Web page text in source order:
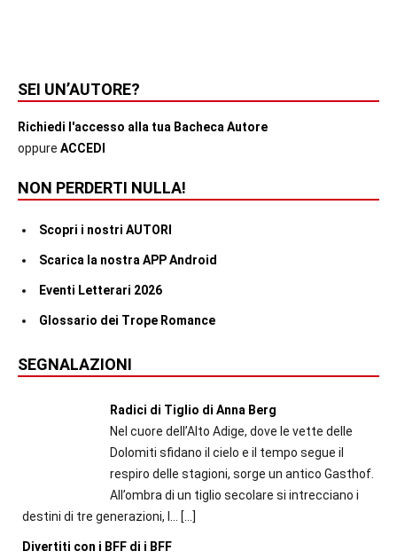
SEI UN’AUTORE?
Richiedi l'accesso alla tua Bacheca Autore
oppure ACCEDI
NON PERDERTI NULLA!
Scopri i nostri AUTORI
Scarica la nostra APP Android
Eventi Letterari 2026
Glossario dei Trope Romance
SEGNALAZIONI
Radici di Tiglio di Anna Berg
Nel cuore dell’Alto Adige, dove le vette delle
Dolomiti sfidano il cielo e il tempo segue il
respiro delle stagioni, sorge un antico Gasthof.
All’ombra di un tiglio secolare si intrecciano i
destini di tre generazioni, l...
[…]
Divertiti con i BFF di i BFF